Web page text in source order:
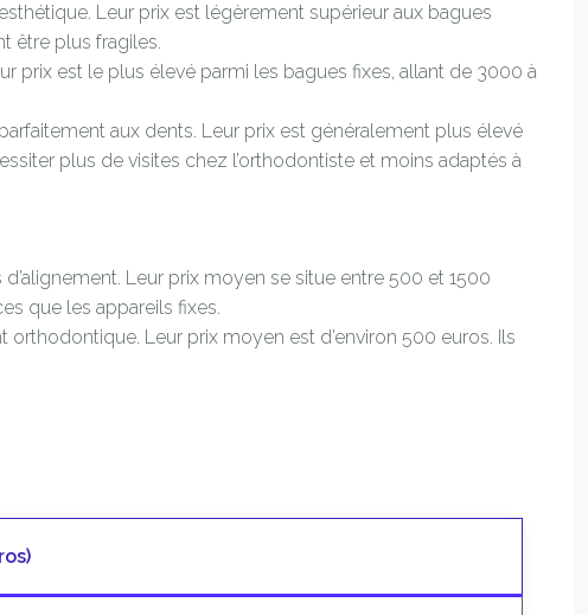
Leur prix est légèrement supérieur aux bagues
être plus fragiles.
prix est le plus élevé parmi les bagues fixes, allant de 3000 à
aux dents. Leur prix est généralement plus élevé
plus de visites chez l’orthodontiste et moins adaptés à
Leur prix moyen se situe entre 500 et 1500
que les appareils fixes.
Leur prix moyen est d’environ 500 euros. Ils